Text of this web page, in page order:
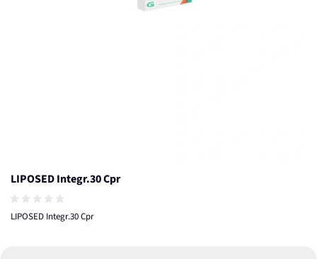
LIPOSED Integr.30 Cpr
LIPOSED Integr.30 Cpr